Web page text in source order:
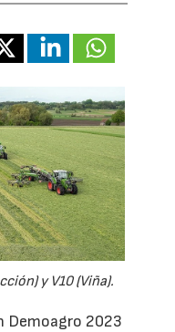
y V10 (Viña).
Demoagro 2023